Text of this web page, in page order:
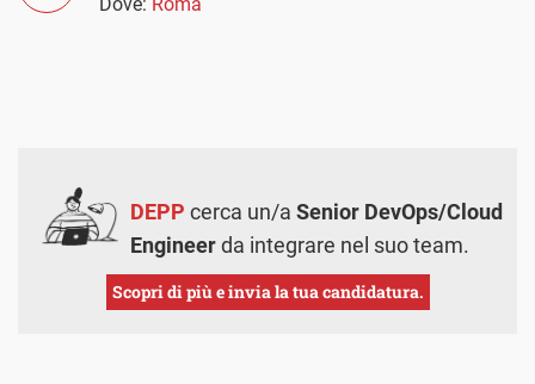
DEPP cerca un/a Senior DevOps/Cloud
Engineerda integrare nel suo team.
Scopri di più e invia la tua candidatura.